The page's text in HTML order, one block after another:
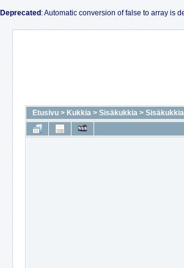
Deprecated : Automatic conversion of false to array is
Etusivu > Kukkia > Sisäkukkia > Sisäkukkia